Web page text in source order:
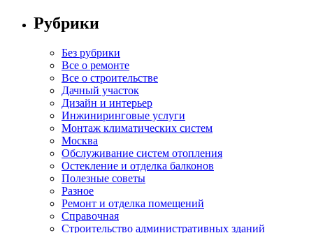
Рубрики
Без рубрики
Все о ремонте
Все о строительстве
Дачный участок
Дизайн и интерьер
Инжиниринговые услуги
Монтаж климатических систем
Москва
Обслуживание систем отопления
Остекление и отделка балконов
Полезные советы
Разное
Ремонт и отделка помещений
Справочная
Строительство административных зданий